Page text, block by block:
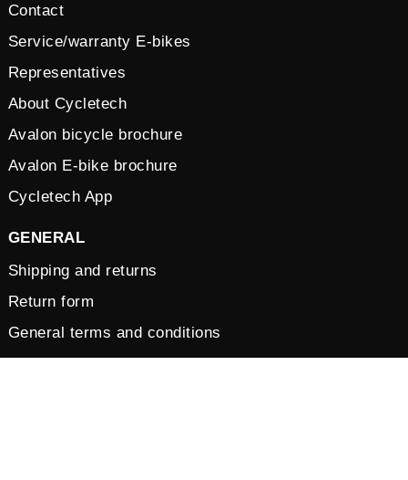
Contact
Service/warranty E-bikes
Representatives
About Cycletech
Avalon bicycle brochure
Avalon E-bike brochure
Cycletech App
GENERAL
Shipping and returns
Return form
General terms and conditions
Vacancies